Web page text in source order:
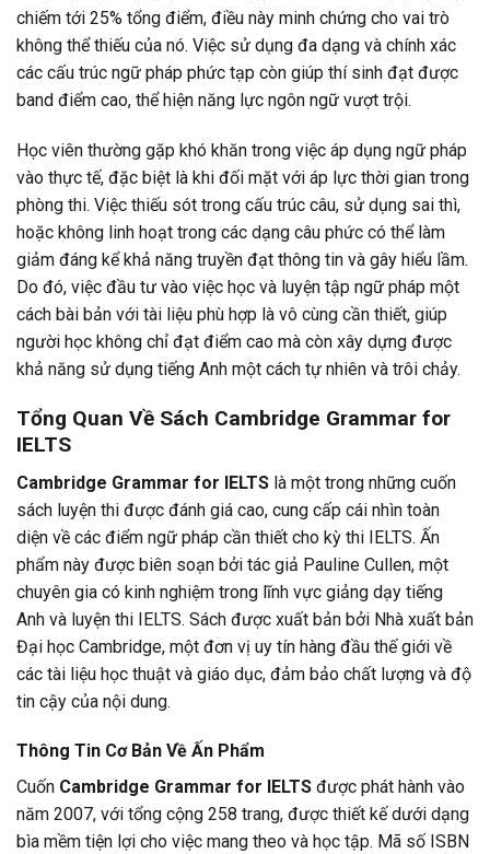
chiếm tới 25% tổng điểm, điều này minh chứng cho vai trò
không thể thiếu của nó. Việc sử dụng đa dạng và chính xác
các cấu trúc ngữ pháp phức tạp còn giúp thí sinh đạt được
band điểm cao, thể hiện năng lực ngôn ngữ vượt trội.
Học viên thường gặp khó khăn trong việc áp dụng ngữ pháp
vào thực tế, đặc biệt là khi đối mặt với áp lực thời gian trong
phòng thi. Việc thiếu sót trong cấu trúc câu, sử dụng sai thì,
hoặc không linh hoạt trong các dạng câu phức có thể làm
giảm đáng kể khả năng truyền đạt thông tin và gây hiểu lầm.
Do đó, việc đầu tư vào việc học và luyện tập ngữ pháp một
cách bài bản với tài liệu phù hợp là vô cùng cần thiết, giúp
người học không chỉ đạt điểm cao mà còn xây dựng được
khả năng sử dụng tiếng Anh một cách tự nhiên và trôi chảy.
Tổng Quan Về Sách Cambridge Grammar for
IELTS
Cambridge Grammar for IELTS là một trong những cuốn
sách luyện thi được đánh giá cao, cung cấp cái nhìn toàn
diện về các điểm ngữ pháp cần thiết cho kỳ thi IELTS. Ấn
phẩm này được biên soạn bởi tác giả Pauline Cullen, một
chuyên gia có kinh nghiệm trong lĩnh vực giảng dạy tiếng
Anh và luyện thi IELTS. Sách được xuất bản bởi Nhà xuất bản
Đại học Cambridge, một đơn vị uy tín hàng đầu thế giới về
các tài liệu học thuật và giáo dục, đảm bảo chất lượng và độ
tin cậy của nội dung.
Thông Tin Cơ Bản Về Ấn Phẩm
Cuốn Cambridge Grammar for IELTS được phát hành vào
năm 2007, với tổng cộng 258 trang, được thiết kế dưới dạng
bìa mềm tiện lợi cho việc mang theo và học tập. Mã số ISBN